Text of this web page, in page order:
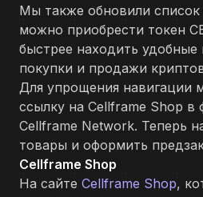
Мы также обновили
можно приобрести токен
быстрее находить
покупки и продажи
Для упрощения навигации
ссылку на Cellframe Shop в
Cellframe Network. Теперь
товары и оформить
Cellframe Shop
На сайте Cellframe Shop,